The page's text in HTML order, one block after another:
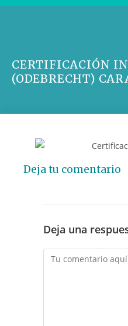
CERTIFICACIÓN
(ODEBRECHT)
Deja tu comentario
Deja una